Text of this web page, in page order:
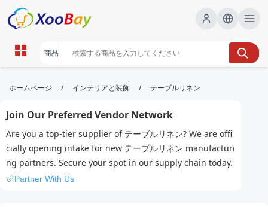
テーブルリネン | XOOBAY B2B/B2C
テーブルリネン,テーブルクロス,リネン布, wholesale
テーブルリネン, XOOBAY
高品質なテーブルリネンを厳選して紹介
ホームページ / インテリアと装飾 / テーブルリネン
Join Our Preferred Vendor Network
Are you a top-tier supplier of テーブルリネン? We are offi
cially opening intake for new テーブルリネン manufacturi
ng partners. Secure your spot in our supply chain today.
Partner With Us